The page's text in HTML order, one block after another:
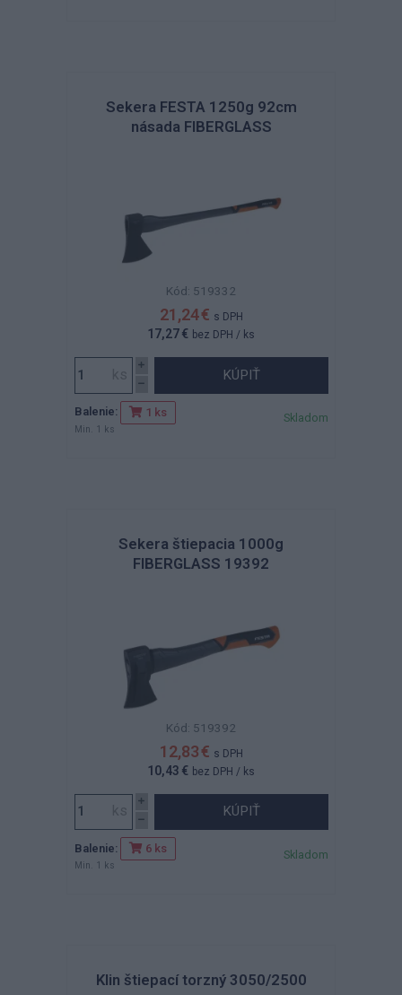
Sekera FESTA 1250g 92cm
násada FIBERGLASS
Kód: 519332
21,24 € s DPH
17,27 € bez DPH / ks
KÚPIŤ
Balenie: 1 ks
Min. 1 ks
Skladom
Sekera štiepacia 1000g
FIBERGLASS 19392
Kód: 519392
12,83 € s DPH
10,43 € bez DPH / ks
KÚPIŤ
Balenie: 6 ks
Min. 1 ks
Skladom
Klin štiepací torzný 3050/2500